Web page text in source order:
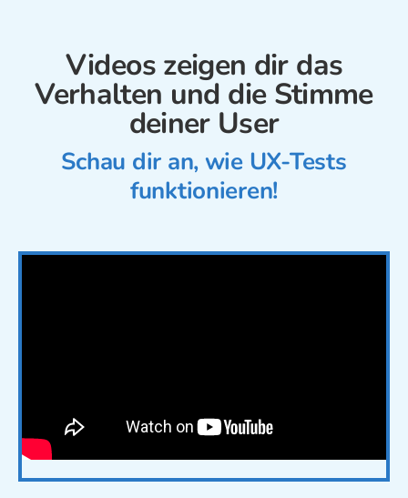
Videos zeigen dir das
Verhalten und die Stimme
deiner User
Schau dir an, wie UX-Tests
funktionieren!